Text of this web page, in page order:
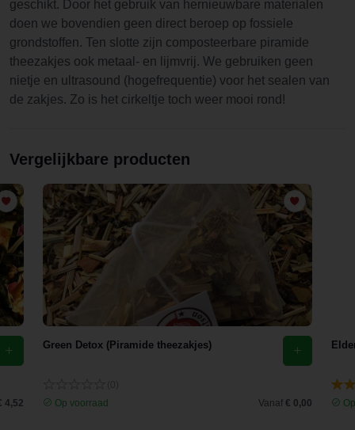
geschikt. Door het gebruik van hernieuwbare materialen
doen we bovendien geen direct beroep op fossiele
grondstoffen. Ten slotte zijn composteerbare piramide
theezakjes ook metaal- en lijmvrij. We gebruiken geen
nietje en ultrasound (hogefrequentie) voor het sealen van
de zakjes. Zo is het cirkeltje toch weer mooi rond!
Vergelijkbare producten
4,52
Green Detox (Piramide theezakjes)
Op voorraad
Vanaf € 0,00